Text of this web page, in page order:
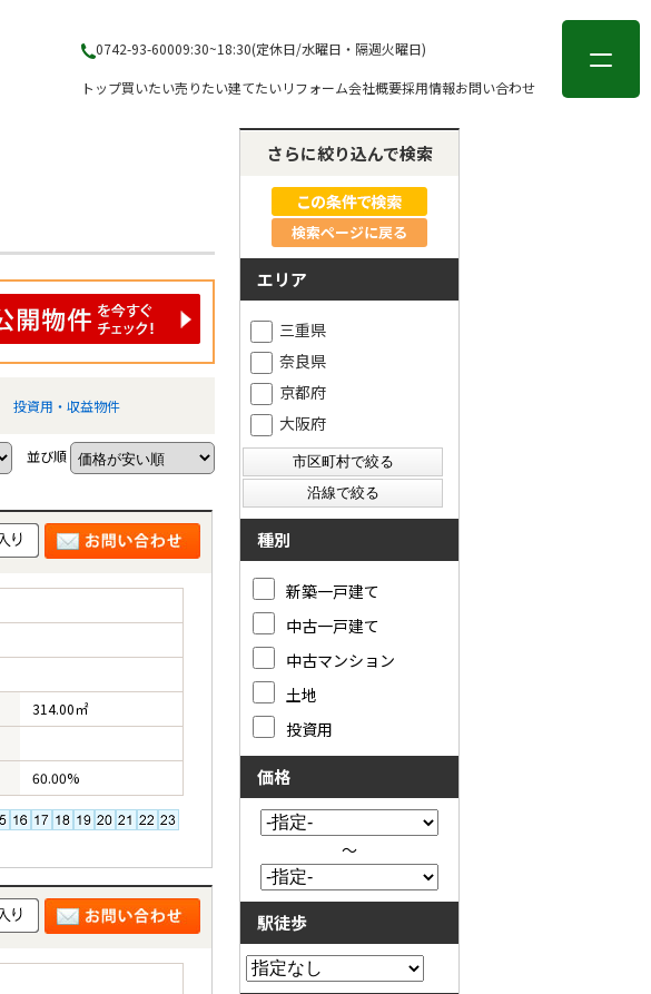
0742-93-60009:30~18:30(定休日/水曜日・隔週火曜日)
トップ買いたい売りたい建てたいリフォーム会社概要採用情報お問い合わせ
会員登録 ログイン
投資用・収益物件
並び順
314.00㎡
60.00%
さらに絞り込んで検索
検索ページに戻る
エリア
三重県
奈良県
京都府
大阪府
種別
新築一戸建て
中古一戸建て
中古マンション
土地
投資用
価格
～
駅徒歩